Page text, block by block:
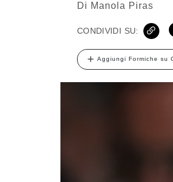
Di Manola Piras
CONDIVIDI SU:
Aggiungi Formiche su